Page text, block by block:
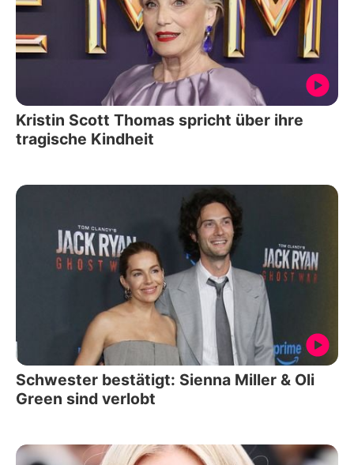
Kristin Scott Thomas spricht über ihre
tragische Kindheit
Schwester bestätigt: Sienna Miller & Oli
Green sind verlobt